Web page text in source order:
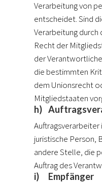
Verarbeitung von
entscheidet. Sind
Verarbeitung
Recht der
der
die bestimmten
dem Unionsrecht
Mitgliedstaaten
h)
juristische Person,
andere Stelle, die
Auftrag des
i) Empfänger